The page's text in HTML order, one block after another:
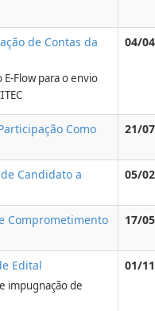
de Contas da
Flow para o envio
04/
Como
21/
Candidato a
05/
Comprometimento
17/
Edital
impugnação de
01/